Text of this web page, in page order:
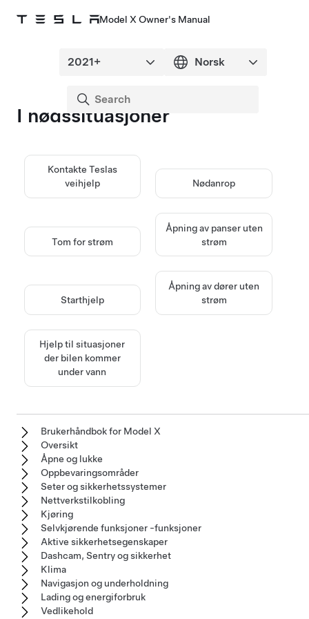
Model X Owner's Manual
I nødssituasjoner
Kontakte Teslas
veihjelp
Nødanrop
Tom for strøm
Åpning av panser uten
strøm
Starthjelp
Åpning av dører uten
strøm
Hjelp til situasjoner
der bilen kommer
under vann
Brukerhåndbok for Model X
Oversikt
Åpne og lukke
Oppbevaringsområder
Seter og sikkerhetssystemer
Nettverkstilkobling
Kjøring
Selvkjørende funksjoner -funksjoner
Aktive sikkerhetsegenskaper
Dashcam, Sentry og sikkerhet
Klima
Navigasjon og underholdning
Lading og energiforbruk
Vedlikehold